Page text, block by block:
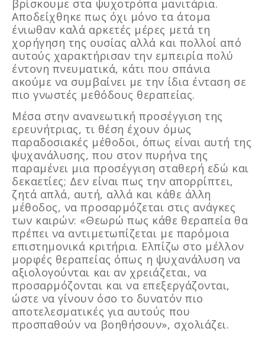
βρίσκουμε στα ψυχοτρόπα μανιτάρια.
Αποδείχθηκε πως όχι μόνο τα άτομα
ένιωθαν καλά αρκετές μέρες μετά τη
χορήγηση της ουσίας αλλά και πολλοί από
αυτούς χαρακτήρισαν την εμπειρία πολύ
έντονη πνευματικά, κάτι που σπάνια
ακούμε να συμβαίνει με την ίδια ένταση σε
πιο γνωστές μεθόδους θεραπείας.
Μέσα στην ανανεωτική προσέγγιση της
ερευνήτριας, τι θέση έχουν όμως
παραδοσιακές μέθοδοι, όπως είναι αυτή της
ψυχανάλυσης, που στον πυρήνα της
παραμένει μια προσέγγιση σταθερή εδώ και
δεκαετίες; Δεν είναι πως την απορρίπτει,
ζητά απλά, αυτή, αλλά και κάθε άλλη
μέθοδος, να προσαρμόζεται στις ανάγκες
των καιρών: «Θεωρώ πως κάθε θεραπεία θα
πρέπει να αντιμετωπίζεται με παρόμοια
επιστημονικά κριτήρια. Ελπίζω στο μέλλον
μορφές θεραπείας όπως η ψυχανάλυση να
αξιολογούνται και αν χρειάζεται, να
προσαρμόζονται και να επεξεργάζονται,
ώστε να γίνουν όσο το δυνατόν πιο
αποτελεσματικές για αυτούς που
προσπαθούν να βοηθήσουν», σχολιάζει.